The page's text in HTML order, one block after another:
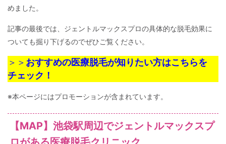
めました。
記事の最後では、ジェントルマックスプロの具体的な脱毛効果に
ついても掘り下げるのでぜひご覧ください。
＞＞ おすすめの医療脱毛が知りたい方はこちらを
チェック！
※本ページにはプロモーションが含まれています。
【MAP】池袋駅周辺でジェントルマックスプ